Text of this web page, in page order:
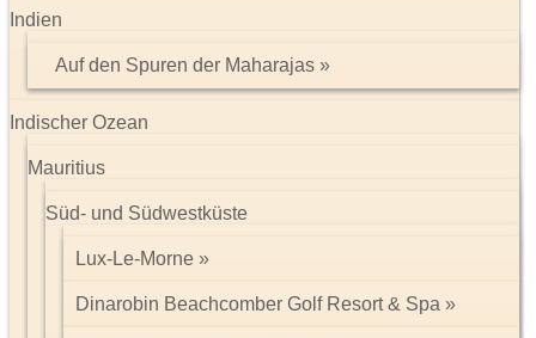
Indien
Auf den Spuren der Maharajas
Indischer Ozean
Mauritius
Süd- und Südwestküste
Lux-Le-Morne
Dinarobin Beachcomber Golf Resort & Spa